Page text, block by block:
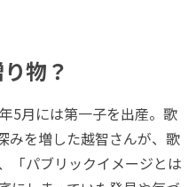
物？
5月には第一子を出産。歌
みを増した越智さんが、歌
「パブリックイメージとは